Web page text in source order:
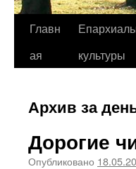
Перейти
Главн
ая
культуры
Архив за
Дорогие
Опубликовано